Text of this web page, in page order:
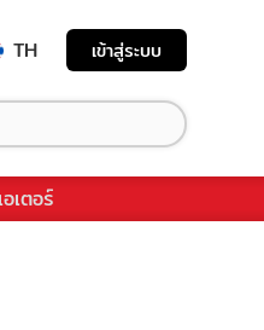
TH เข้าสู่ระบบ
เตอร์